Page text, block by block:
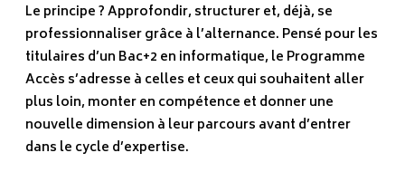
Le principe ? Approfondir, structurer et, déjà, se
professionnaliser grâce à l’alternance. Pensé pour les
titulaires d’un Bac+2 en informatique, le Programme
Accès s’adresse à celles et ceux qui souhaitent aller
plus loin, monter en compétence et donner une
nouvelle dimension à leur parcours avant d’entrer
dans le cycle d’expertise.